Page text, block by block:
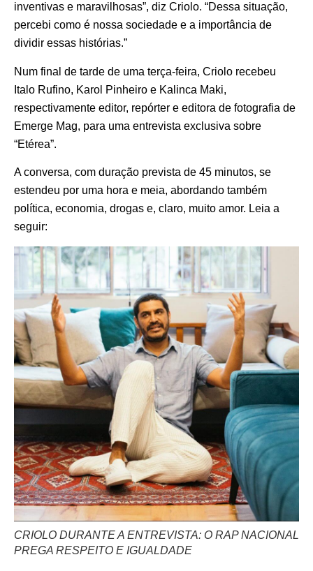
inventivas e maravilhosas”, diz Criolo. “Dessa situação,
percebi como é nossa sociedade e a importância de
dividir essas histórias.”
Num final de tarde de uma terça-feira, Criolo recebeu
Italo Rufino, Karol Pinheiro e Kalinca Maki,
respectivamente editor, repórter e editora de fotografia de
Emerge Mag, para uma entrevista exclusiva sobre
“Etérea”.
A conversa, com duração prevista de 45 minutos, se
estendeu por uma hora e meia, abordando também
política, economia, drogas e, claro, muito amor. Leia a
seguir:
CRIOLO DURANTE A ENTREVISTA: O RAP NACIONAL
PREGA RESPEITO E IGUALDADE